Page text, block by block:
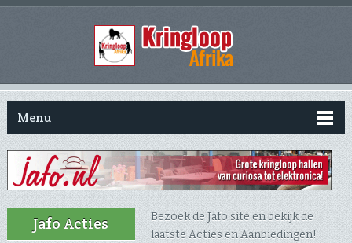
Menu
Jafo Acties
Bezoek de Jafo site en bekijk de
laatste Acties en Aanbiedingen!